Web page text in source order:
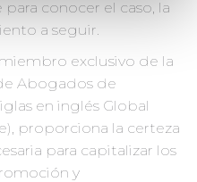
conocer el caso, la
a seguir.
exclusivo de la
Abogados de
en inglés Global
proporciona la certeza
para capitalizar los
y